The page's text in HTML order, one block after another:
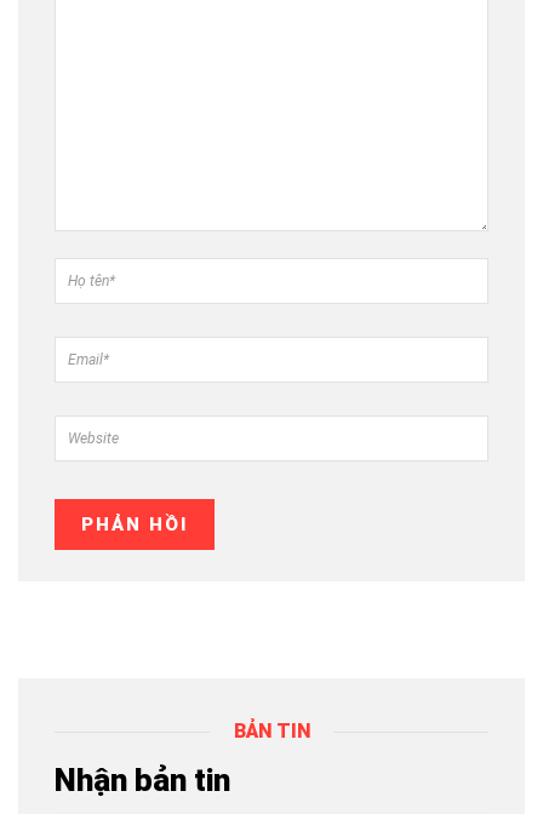
BẢN TIN
Nhận bản tin